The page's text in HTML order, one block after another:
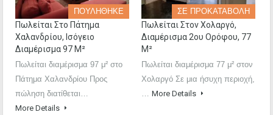
ΠΟΥΛΗΘΗΚΕ
Πωλείται Στο Πάτημα
Χαλανδρίου, Ισόγειο
Διαμέρισμα 97 Μ²
Πωλείται διαμέρισμα 97 μ² στο
Πάτημα Χαλανδρίου Προς
πώληση διατίθεται…
More Details
ΣΕ ΠΡΟΚΑΤΑΒΟΛΗ
Πωλείται Στον Χολαργό,
Διαμέρισμα 2ου Ορόφου, 77
Μ²
Πωλείται διαμέρισμα 77 μ² στον
Χολαργό Σε μια ήσυχη περιοχή,
More Details